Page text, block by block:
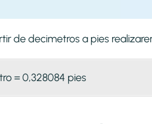
de decimetros a pies
= 0,328084 pies